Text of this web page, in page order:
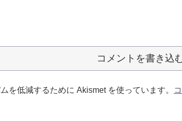
コメントを書き込
を低減するために Akismet を使っています。